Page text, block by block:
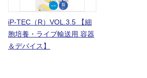
iP-TEC（R）VOL.3.5 【細
胞培養・ライブ輸送用 容器
＆デバイス】